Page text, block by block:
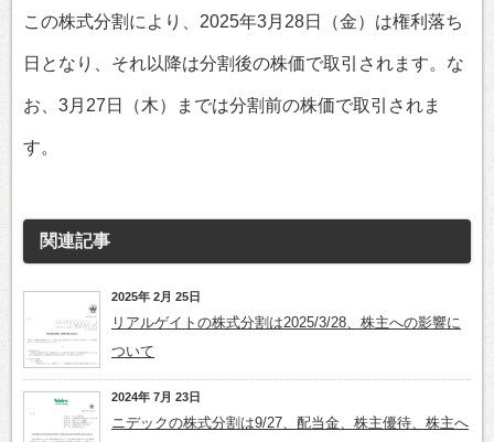
この株式分割により、2025年3月28日（金）は権利落ち
日となり、それ以降は分割後の株価で取引されます。な
お、3月27日（木）までは分割前の株価で取引されま
す。
関連記事
2025年 2月 25日
リアルゲイトの株式分割は2025/3/28、株主への影響に
ついて
2024年 7月 23日
ニデックの株式分割は9/27、配当金、株主優待、株主へ